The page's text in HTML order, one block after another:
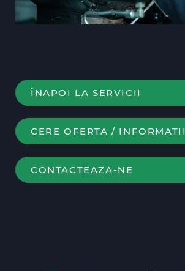
ÎNAPOI LA SERVICII
CERE OFERTA / INFORMATII
CONTACTEAZA-NE